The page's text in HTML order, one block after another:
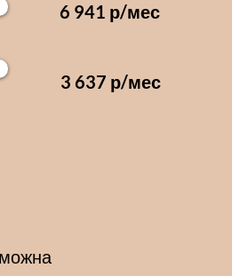
6 941 р/мес
3 637 р/мес